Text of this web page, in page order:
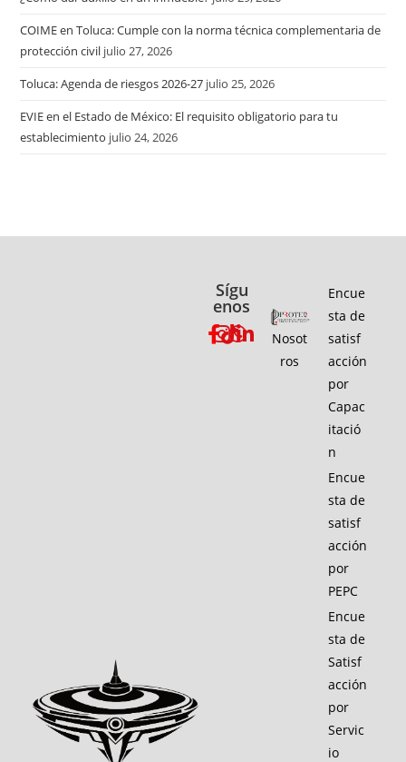
COIME en Toluca: Cumple con la norma técnica complementaria de
protección civil julio 27, 2026
Toluca: Agenda de riesgos 2026-27 julio 25, 2026
EVIE en el Estado de México: El requisito obligatorio para tu
establecimiento julio 24, 2026
Sígu
enos
Nosot
ros
Encue
sta de
satisf
acción
por
Capac
itació
n
Encue
sta de
satisf
acción
por
PEPC
Encue
sta de
Satisf
acción
por
Servic
io